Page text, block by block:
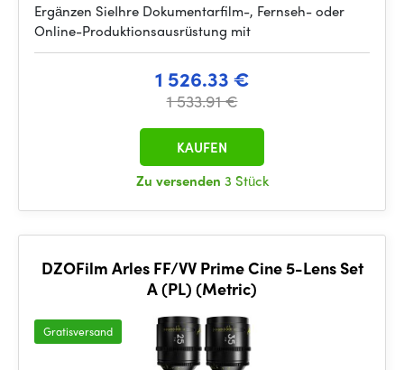
Ergänzen SieIhre Dokumentarfilm-, Fernseh- oder
Online-Produktionsausrüstung mit
1 526.33 €
1 533.91 €
Zu versenden 3 Stück
KAUFEN
DZOFilm Arles FF/VV Prime Cine 5-Lens Set
A (PL) (Metric)
Gratisversand